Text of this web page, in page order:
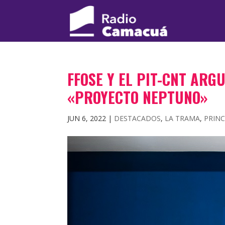
FFOSE Y EL PIT-CNT
«PROYECTO NEPTUNO»
JUN 6, 2022 | DESTACADOS, LA TRAMA,